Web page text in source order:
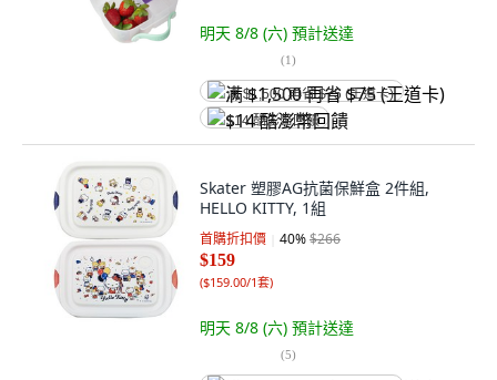
明天 8/8 (六) 預計送達
(1)
满 $1,500 再省 $75 (王道卡)
$14 酷澎幣回饋
Skater 塑膠AG抗菌保鮮盒 2件組,
HELLO KITTY, 1組
首購折扣價 40%$266
$159
($159.00/1套)
明天 8/8 (六) 預計送達
(5)